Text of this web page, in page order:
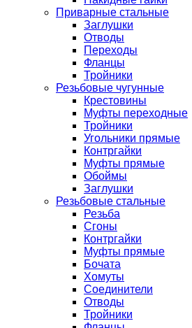
Приварные стальные
Заглушки
Отводы
Переходы
Фланцы
Тройники
Резьбовые чугунные
Крестовины
Муфты переходные
Тройники
Угольники прямые
Контргайки
Муфты прямые
Обоймы
Заглушки
Резьбовые стальные
Резьба
Сгоны
Контргайки
Муфты прямые
Бочата
Хомуты
Соединители
Отводы
Тройники